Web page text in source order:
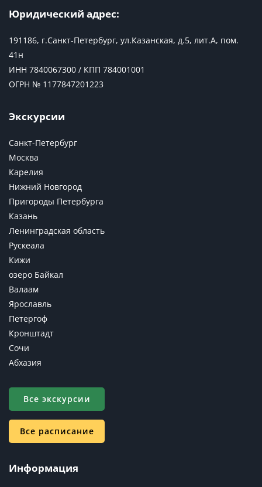
Юридический адрес:
191186, г.Санкт-Петербург, ул.Казанская, д.5, лит.А, пом.
41н
ИНН 7840067300 / КПП 784001001
ОГРН № 1177847201223
Экскурсии
Санкт-Петербург
Москва
Карелия
Нижний Новгород
Пригороды Петербурга
Казань
Ленинградская область
Рускеала
Кижи
озеро Байкал
Валаам
Ярославль
Петергоф
Кронштадт
Сочи
Абхазия
Все экскурсии
Все расписание
Информация